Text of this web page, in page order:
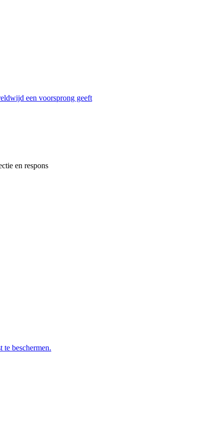
een voorsprong geeft
en respons
beschermen.